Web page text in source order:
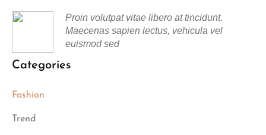
Proin volutpat vitae libero at tincidunt.
Maecenas sapien lectus, vehicula vel
euismod sed
Categories
Fashion
Trend